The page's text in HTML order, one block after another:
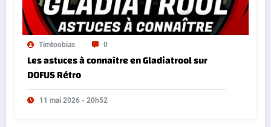
Timtoobias 0
Les astuces à connaître en Gladiatrool sur
DOFUS Rétro
11 mai 2026 - 20h52